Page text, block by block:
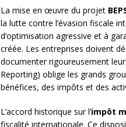
La mise en œuvre du projet
la lutte contre l’évasion fiscale
d’optimisation agressive et à
créée. Les entreprises doivent
documenter rigoureusement
Reporting) oblige les grands
bénéfices, des impôts et des
L’accord historique sur l’impôt
fiscalité internationale. Ce